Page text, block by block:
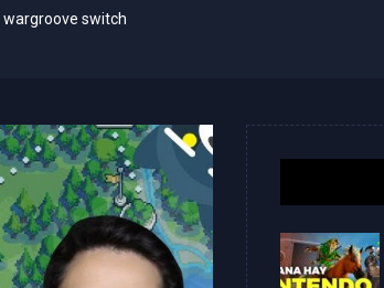
wargroove switch